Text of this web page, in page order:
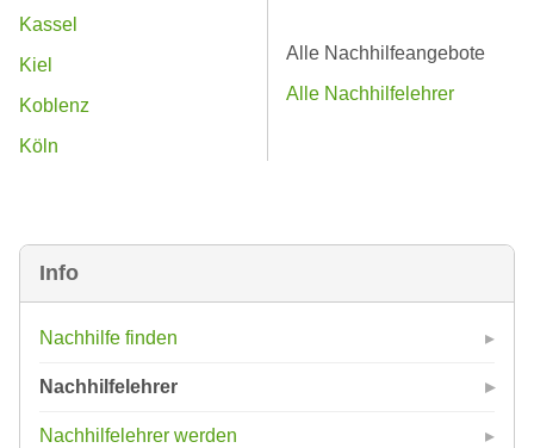
Info
Nachhilfe finden
Nachhilfelehrer
Nachhilfelehrer werden
Kassel
Kiel
Koblenz
Köln
Alle Nachhilfeangebote
Alle Nachhilfelehrer